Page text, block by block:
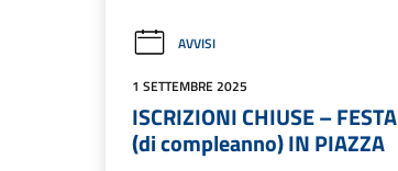
AVVISI
1 SETTEMBRE 2025
ISCRIZIONI CHIUSE – FESTA
(di compleanno) IN PIAZZA